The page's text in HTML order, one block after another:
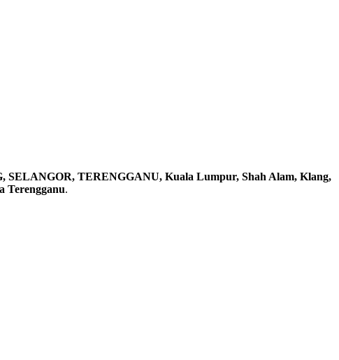
SELANGOR, TERENGGANU, Kuala Lumpur, Shah Alam, Klang,
Terengganu.